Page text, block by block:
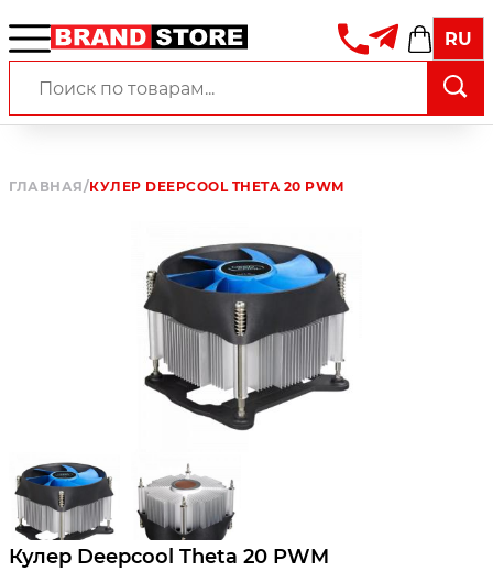
RU
ГЛАВНАЯ/КУЛЕР DEEPCOOL THETA 20 PWM
Кулер Deepcool Theta 20 PWM